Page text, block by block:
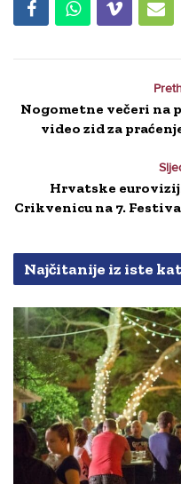
Nogometne večeri na
video zid za
Hrvatske
Crikvenicu na 7.
Najčitanije iz iste